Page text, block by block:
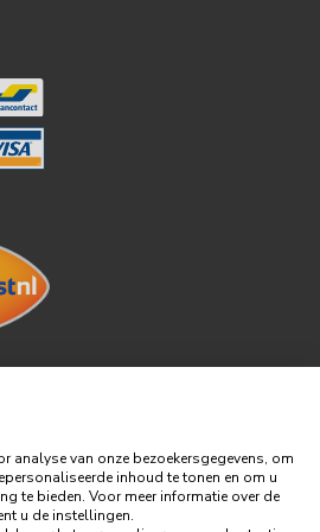
analyse van onze bezoekersgegevens, om
inhoud te tonen en om u
te bieden. Voor meer informatie over de
u de instellingen.